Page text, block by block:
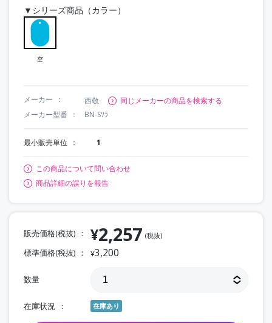
▼シリーズ商品（カラー）
空
メーカー 西敬
同じメーカーの商品を検索する
メーカー型番
BN-Sｿﾗ
最小販売単位 1
この商品について問い合わせ
商品詳細の誤りを報告
販売価格(税抜) ¥2,257 (税抜)
標準価格(税抜) ¥3,200
数量
在庫状況 在庫あり